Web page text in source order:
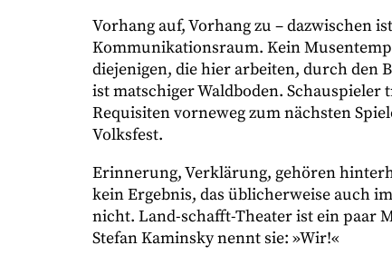
Vorhang auf, Vorhang zu – dazwischen
Kommunikationsraum. Kein
diejenigen, die hier arbeiten, durch den
ist matschiger Waldboden.
Requisiten vorneweg zum nächsten
Volksfest.
Erinnerung, Verklärung, gehören
kein Ergebnis, das üblicherweise auch
nicht. Land-schafft-Theater ist ein paar
Stefan Kaminsky nennt sie: »Wir!«